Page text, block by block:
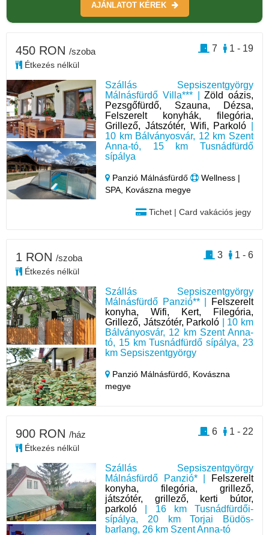
AJÁNLATOT KÉREK
Szállás Sepsiszentgyörgy
Málnásfürdő Villa*** |Zöld oázis,
Pezsgőfürdő, Szauna, Dézsa,
Felszerelt konyhák, filegória,
Grillező, Játszótér, Wifi, Parkoló
10 km Bálványosvár, 12 km Szent
Anna-tó, 15 km Tusnádfürdő
sípálya
Panzió Málnásfürdő
Wellness |
SPA, Kovászna megye
Tichet | Card vakációs jegy
450 RON /szoba
Étkezés nélkül
1 - 19
7
Szállás Sepsiszentgyörgy
Málnásfürdő Panzió** |
Felszerelt
konyha, Wifi, Kert, Filegória,
Grillező, Játszótér, Parkoló | 10 km
Bálványosvár, 12 km Szent Anna-
tó, 15 km Tusnádfürdő sípálya, 23
km Sepsiszentgyörgy
Panzió Málnásfürdő, Kovászna
megye
1 RON /szoba
Étkezés nélkül
1 - 6
3
Szállás Sepsiszentgyörgy
Málnásfürdő Panzió* |
Felszerelt
konyha, filegória, grillező,
játszótér, grillező, kerti bútor,
parkoló | 16 km Tusnádfürdői-
sípálya, 20 km Torjai Büdös-
barlang, 26 km Szent Anna-tó
900 RON /ház
Étkezés nélkül
1 - 22
6